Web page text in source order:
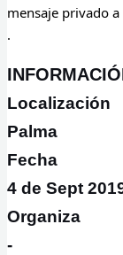
mensaje privado
.
Localización
Palma
Fecha
4 de Sept
Organiza
-